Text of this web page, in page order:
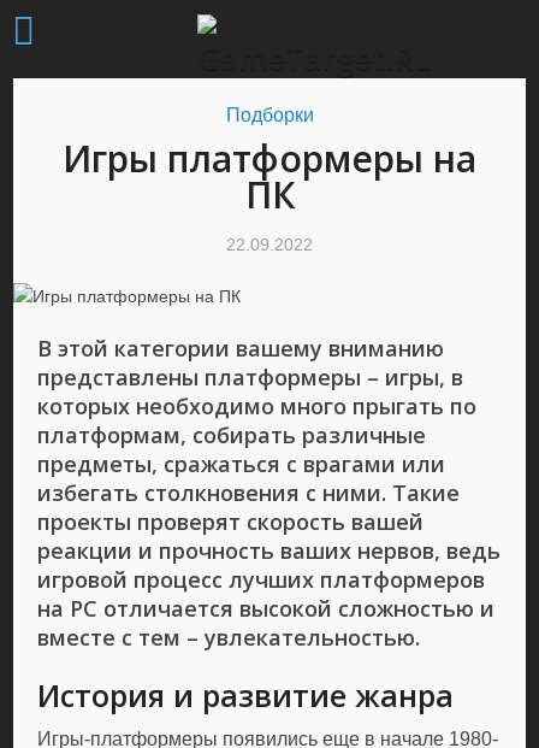
Подборки
Игры платформеры на
ПК
22.09.2022
В этой категории вашему вниманию
представлены платформеры – игры, в
которых необходимо много прыгать по
платформам, собирать различные
предметы, сражаться с врагами или
избегать столкновения с ними. Такие
проекты проверят скорость вашей
реакции и прочность ваших нервов, ведь
игровой процесс лучших платформеров
на РС отличается высокой сложностью и
вместе с тем – увлекательностью.
История и развитие жанра
Игры-платформеры появились еще в начале 1980-